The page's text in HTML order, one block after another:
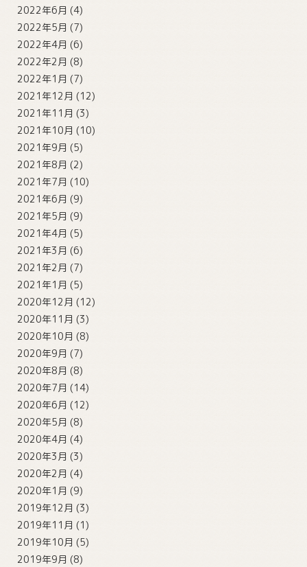
2022年6月 (4)
2022年5月 (7)
2022年4月 (6)
2022年2月 (8)
2022年1月 (7)
2021年12月 (12)
2021年11月 (3)
2021年10月 (10)
2021年9月 (5)
2021年8月 (2)
2021年7月 (10)
2021年6月 (9)
2021年5月 (9)
2021年4月 (5)
2021年3月 (6)
2021年2月 (7)
2021年1月 (5)
2020年12月 (12)
2020年11月 (3)
2020年10月 (8)
2020年9月 (7)
2020年8月 (8)
2020年7月 (14)
2020年6月 (12)
2020年5月 (8)
2020年4月 (4)
2020年3月 (3)
2020年2月 (4)
2020年1月 (9)
2019年12月 (3)
2019年11月 (1)
2019年10月 (5)
2019年9月 (8)